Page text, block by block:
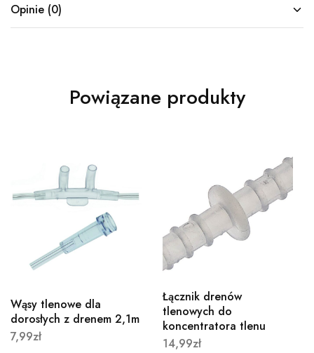
Opinie (0)
Powiązane produkty
Wąsy tlenowe dla
dorosłych z drenem 2,1m
7,99zł
Łącznik drenów
tlenowych do
koncentratora tlenu
14,99zł